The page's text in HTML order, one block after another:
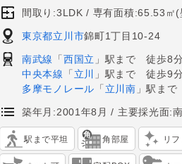
間取り:3LDK 専有面積:65.53㎡(
東京都立川市錦町1丁目10-24
南武線 「 西国立 」駅まで 徒歩8
中央本線
「 立川
」駅まで 徒歩9
多摩モノレール 「 立川南 」駅ま
築年月:2001年8月 主要採光面:
駅まで平坦 角部屋 リ